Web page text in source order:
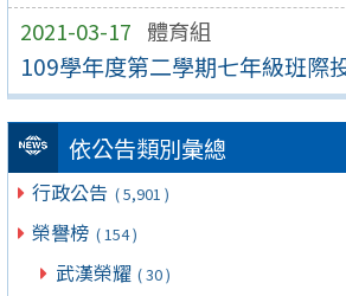
2021-03-17 體育組
109學年度第二學期七年級班際
依公告類別彙總
行政公告 ( 5,901 )
榮譽榜 ( 154 )
武漢榮耀 ( 30 )